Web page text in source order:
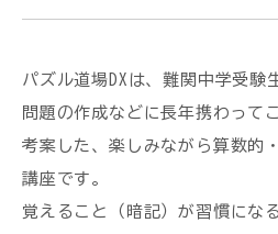
パズル道場DXは、難関中学受験
問題の作成などに長年携わって
考案した、楽しみながら算数的
講座です。
覚えること（暗記）が習慣にな